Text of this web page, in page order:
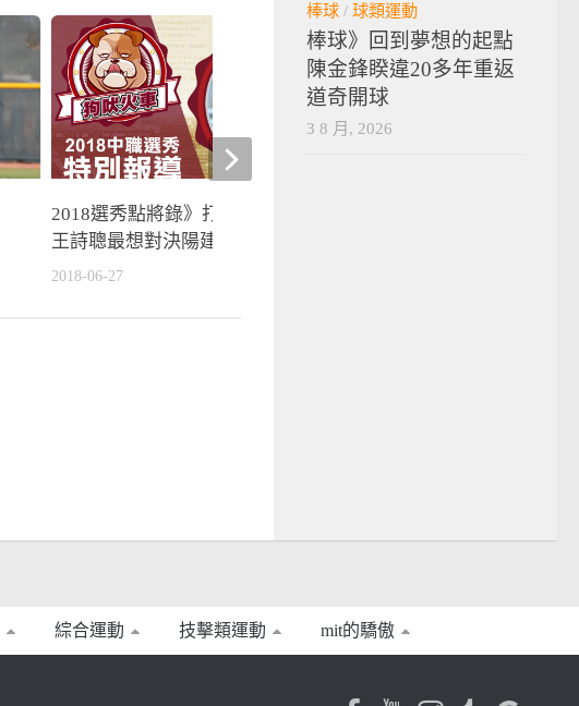
2018選秀點將錄》打擊、速度兼具
王詩聰最想對決陽建福
2018-06-27
棒球 / 球類運動
棒球》回到夢想的起點
陳金鋒睽違20多年重返
道奇開球
3 8 月, 2026
綜合運動 技擊類運動 mit的驕傲